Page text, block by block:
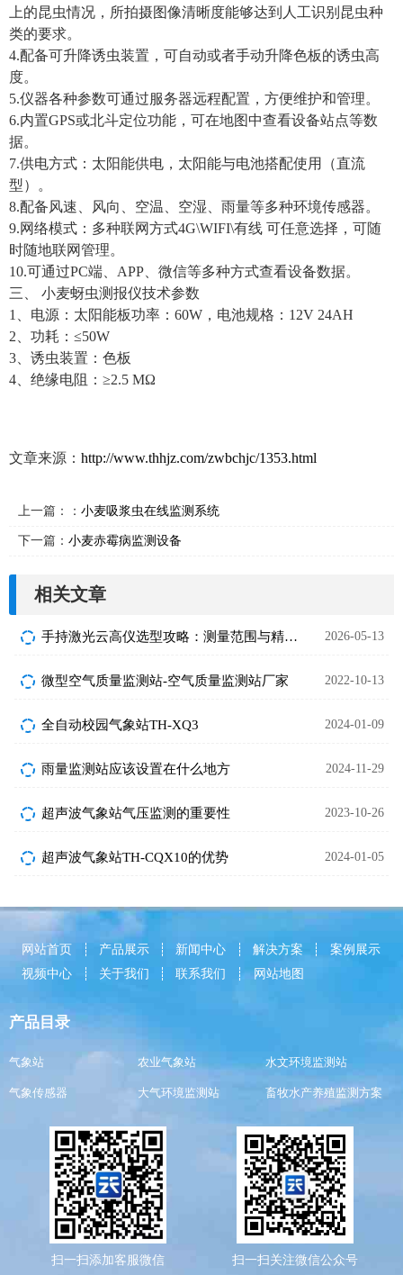
上的昆虫情况，所拍摄图像清晰度能够达到人工识别昆虫种
类的要求。
4.配备可升降诱虫装置，可自动或者手动升降色板的诱虫高
度。
5.仪器各种参数可通过服务器远程配置，方便维护和管理。
6.内置GPS或北斗定位功能，可在地图中查看设备站点等数
据。
7.供电方式：太阳能供电，太阳能与电池搭配使用（直流
型）。
8.配备风速、风向、空温、空湿、雨量等多种环境传感器。
9.网络模式：多种联网方式4G\WIFI\有线 可任意选择，可随
时随地联网管理。
10.可通过PC端、APP、微信等多种方式查看设备数据。
三、 小麦蚜虫测报仪技术参数
1、电源：太阳能板功率：60W，电池规格：12V 24AH
2、功耗：≤50W
3、诱虫装置：色板
4、绝缘电阻：≥2.5 MΩ
文章来源： http://www.thhjz.com/zwbchjc/1353.html
上一篇：： 小麦吸浆虫在线监测系统
下一篇： 小麦赤霉病监测设备
相关文章
手持激光云高仪选型攻略：测量范围与精度怎么选 2026-05-13
微型空气质量监测站-空气质量监测站厂家 2022-10-13
全自动校园气象站TH-XQ3 2024-01-09
雨量监测站应该设置在什么地方 2024-11-29
超声波气象站气压监测的重要性 2023-10-26
超声波气象站TH-CQX10的优势 2024-01-05
网站首页 产品展示 新闻中心 解决方案
案例展示
视频中心
关于我们 联系我们 网站地图
产品目录
气象站 农业气象站 水文环境监测站
气象传感器 大气环境监测站 畜牧水产养殖监测方案
扫一扫添加客服微信 扫一扫关注微信公众号